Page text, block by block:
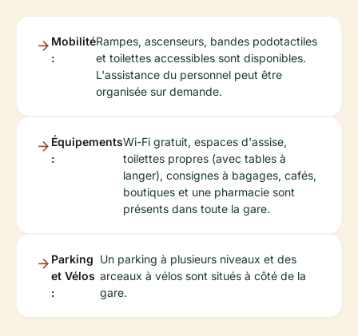
Mobilité
:
Rampes, ascenseurs, bandes podotactiles
et toilettes accessibles sont disponibles.
L'assistance du personnel peut être
organisée sur demande.
Équipements
:
Wi-Fi gratuit, espaces d'assise,
toilettes propres (avec tables à
langer), consignes à bagages, cafés,
boutiques et une pharmacie sont
présents dans toute la gare.
Parking
et Vélos
:
Un parking à plusieurs niveaux et des
arceaux à vélos sont situés à côté de la
gare.